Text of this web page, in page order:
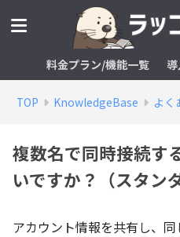
料金プラン/機能一覧
TOP KnowledgeBase よく
複数名で同時接続す
いですか？（スタン
アカウント情報を共有し、